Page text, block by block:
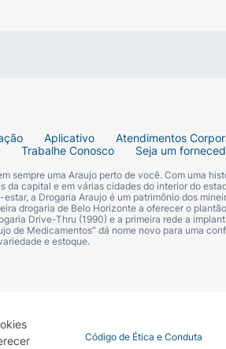
contato com o fornecedor: SAC
a mão por dentro da meia e
Aplicativo Atendimentos
Trabalhe Conosco Seja um
sempre uma Araujo perto de você. Com uma
da capital e em várias cidades do interior do
a Drogaria Araujo é um patrimônio dos
drogaria de Belo Horizonte a oferecer o
Drive-Thru (1990) e a primeira rede a
de Medicamentos” dá nome novo para uma
e estoque.
Covid-19 Código de Ética e Conduta